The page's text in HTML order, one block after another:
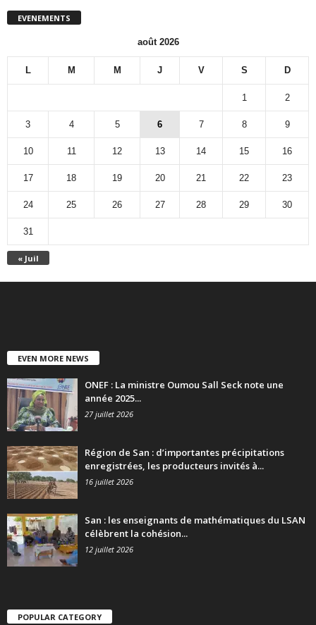
EVENEMENTS
août 2026
L M M J V S D
« Juil
1 2
3 4 5 6 7 8 9
10 11 12 13 14 15 16
17 18 19 20 21 22 23
24 25 26 27 28 29 30
31
EVEN MORE NEWS
ONEF : La ministre Oumou Sall Seck note une
année 2025...
27 juillet 2026
Région de San : d’importantes précipitations
enregistrées, les producteurs invités à...
16 juillet 2026
San : les enseignants de mathématiques du LSAN
célèbrent la cohésion...
12 juillet 2026
POPULAR CATEGORY